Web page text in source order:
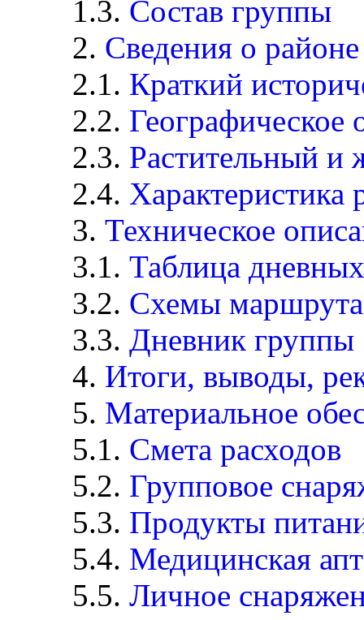
1.3. Состав группы
2. Сведения о
2.1. Краткий
2.2. Географическое
2.3. Растительный
2.4. Характеристика
3. Техническое
3.1. Таблица
3.2. Схемы маршрута
3.3. Дневник группы
4. Итоги, выводы,
5. Материальное
5.1. Смета расходов
5.2. Групповое
5.3. Продукты
5.4. Медицинская
5.5. Личное